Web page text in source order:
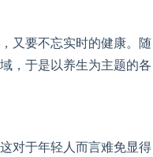
又要不忘实时的健康。随
，于是以养生为主题的各
对于年轻人而言难免显得